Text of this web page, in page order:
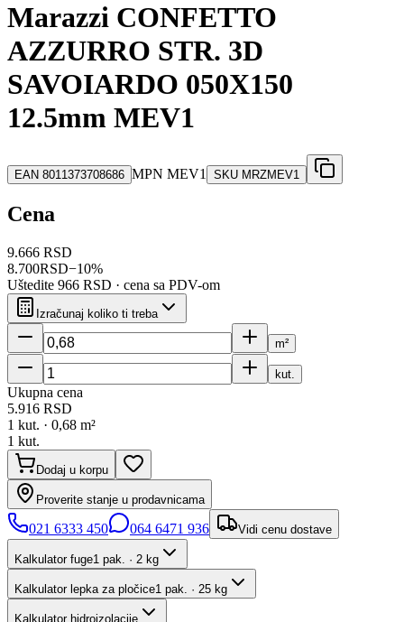
Marazzi CONFETTO
AZZURRO STR. 3D
SAVOIARDO 050X150
12.5mm MEV1
EAN 8011373708686 MPN MEV1 SKU MRZMEV1
Cena
9.666 RSD
8.700RSD−10%
Uštedite 966 RSD · cena sa PDV-om
Izračunaj koliko ti treba
m²
kut.
Ukupna cena
5.916 RSD
1 kut. · 0,68 m²
1 kut.
Dodaj u korpu
Proverite stanje u prodavnicama
021 6333 450 064 6471 936 Vidi cenu dostave
Kalkulator fuge1 pak. · 2 kg
Kalkulator lepka za pločice1 pak. · 25 kg
Kalkulator hidroizolacije